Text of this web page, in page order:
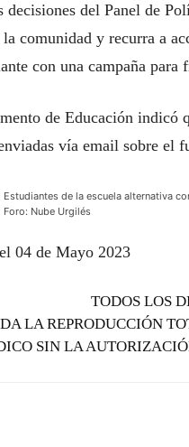
decisiones del Panel de
la comunidad y recurra a
con una campaña para
de Educación indicó
vía email sobre el
Estudiantes de la escuela alternativa
Foro: Nube Urgilés
04 de Mayo 2023
TODOS LOS
LA REPRODUCCIÓN
SIN LA